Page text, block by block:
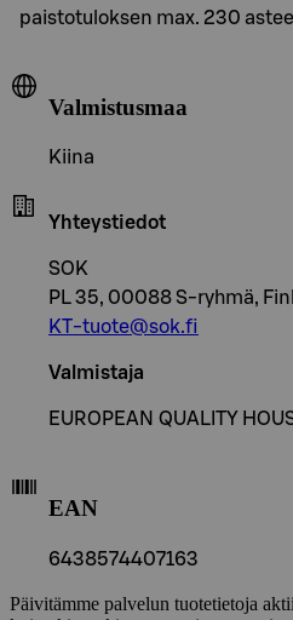
paistotuloksen max. 230
Valmistusmaa
Kiina
Yhteystiedot
SOK
PL 35, 00088 S-ryhmä,
KT-tuote@sok.fi
Valmistaja
EUROPEAN QUALITY
EAN
6438574407163
Päivitämme palvelun tuotetietoja